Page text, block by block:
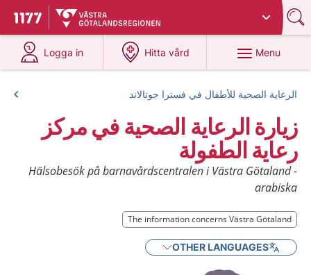
To start page for 1177
Du har valt region
Logga in
at 1177.se
Hitta vård
at 1177.se
Menu
الرعاية الصحية للأطفال في فسترا جوتالاند
زيارة الرعاية الصحية في مركز
رعاية الطفولة
Hälsobesök på barnavårdscentralen i Västra Götaland -
arabiska
The information concerns Västra Götaland
The information concerns Västra Götaland
OTHER LANGUAGES